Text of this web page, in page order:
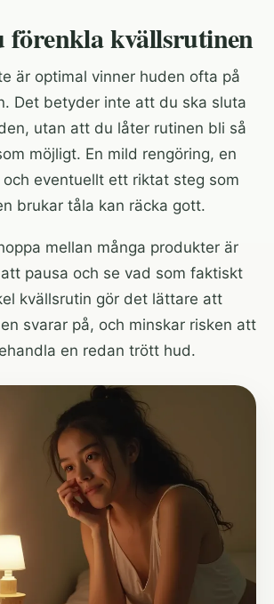
förenkla kvällsrutinen
är optimal vinner huden ofta på
Det betyder inte att du ska sluta
utan att du låter rutinen bli så
möjligt. En mild rengöring, en
eventuellt ett riktat steg som
brukar tåla kan räcka gott.
mellan många produkter är
pausa och se vad som faktiskt
kvällsrutin gör det lättare att
svarar på, och minskar risken att
en redan trött hud.